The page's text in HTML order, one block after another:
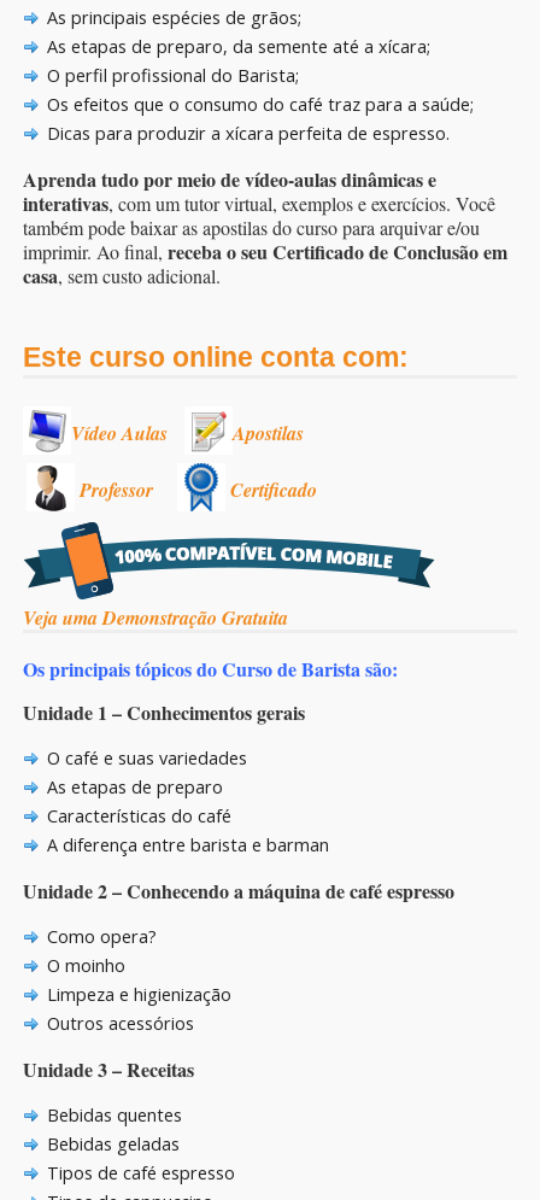
As principais espécies de grãos;
As etapas de preparo, da semente até a xícara;
O perfil profissional do Barista;
Os efeitos que o consumo do café traz para a saúde;
Dicas para produzir a xícara perfeita de espresso.
Aprenda tudo por meio de vídeo-aulas dinâmicas e
interativas, com um tutor virtual, exemplos e exercícios. Você
também pode baixar as apostilas do curso para arquivar e/ou
imprimir. Ao final, receba o seu Certificado de Conclusão em
casa, sem custo adicional.
Este curso online conta com:
Vídeo Aulas Apostilas
Professor Certificado
Veja uma Demonstração Gratuita
Os principais tópicos do Curso de Barista são:
Unidade 1 – Conhecimentos gerais
O café e suas variedades
As etapas de preparo
Características do café
A diferença entre barista e barman
Unidade 2 – Conhecendo a máquina de café espresso
Como opera?
O moinho
Limpeza e higienização
Outros acessórios
Unidade 3 – Receitas
Bebidas quentes
Bebidas geladas
Tipos de café espresso